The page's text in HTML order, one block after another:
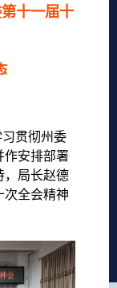
十一届十
贯彻州委
作安排部署
，局长赵德
次全会精神